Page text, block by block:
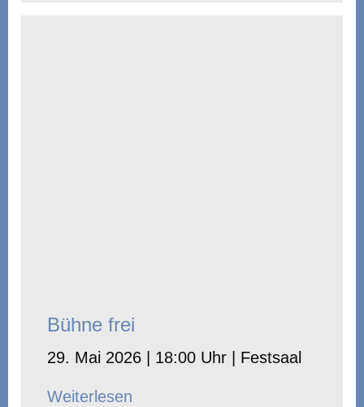
Bühne frei
29. Mai 2026 | 18:00 Uhr | Festsaal
Weiterlesen